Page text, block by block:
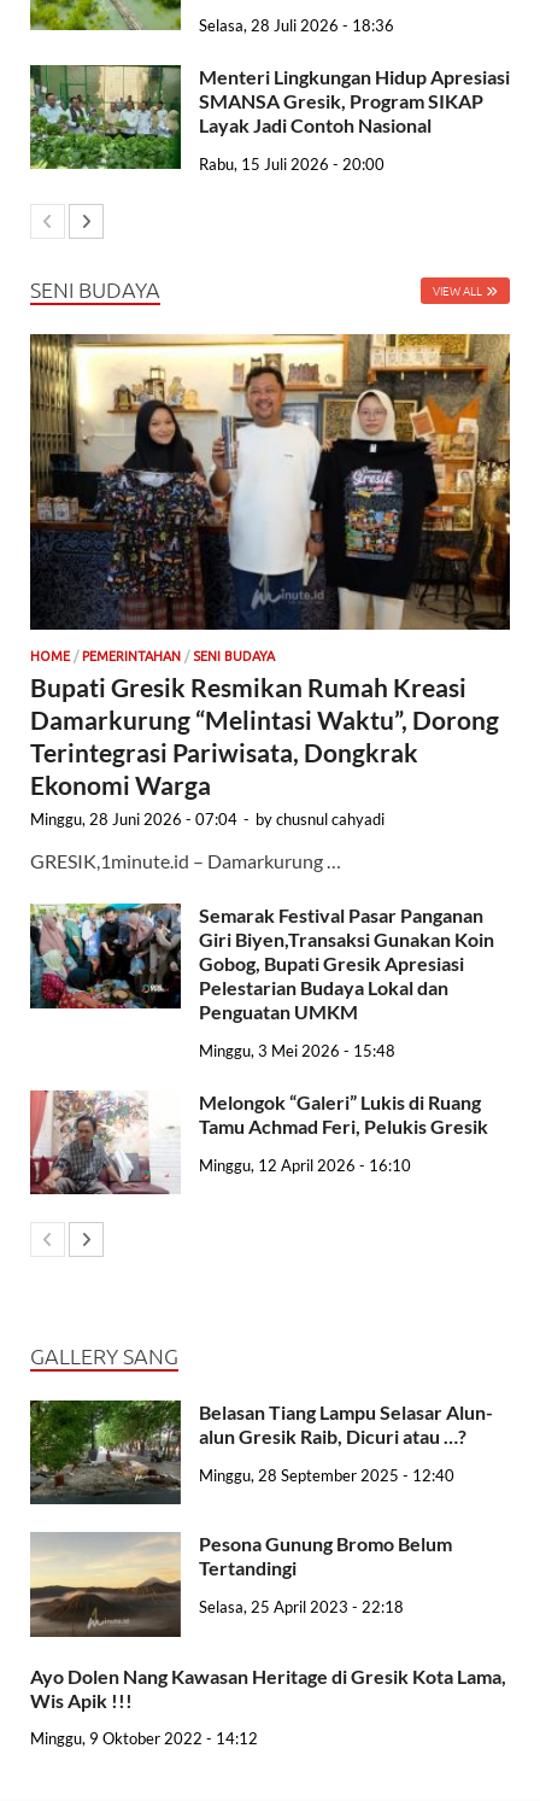
Selasa, 28 Juli 2026 - 18:36
Menteri Lingkungan Hidup Apresiasi
SMANSA Gresik, Program SIKAP
Layak Jadi Contoh Nasional
Rabu, 15 Juli 2026 - 20:00
SENI BUDAYA VIEW ALL
HOME/ PEMERINTAHAN /SENI BUDAYA
Bupati Gresik Resmikan Rumah Kreasi
Damarkurung “Melintasi Waktu”, Dorong
Terintegrasi Pariwisata, Dongkrak
Ekonomi Warga
Minggu, 28 Juni 2026 - 07:04 - bychusnul cahyadi
GRESIK,1minute.id – Damarkurung …
Semarak Festival Pasar Panganan
Giri Biyen,Transaksi Gunakan Koin
Gobog, Bupati Gresik Apresiasi
Pelestarian Budaya Lokal dan
Penguatan UMKM
Minggu, 3 Mei 2026 - 15:48
Melongok “Galeri” Lukis di Ruang
Tamu Achmad Feri, Pelukis Gresik
Minggu, 12 April 2026 - 16:10
GALLERY SANG
Belasan Tiang Lampu Selasar Alun-
alun Gresik Raib, Dicuri atau …?
Minggu, 28 September 2025 - 12:40
Pesona Gunung Bromo Belum
Tertandingi
Selasa, 25 April 2023 - 22:18
Ayo Dolen Nang Kawasan Heritage di Gresik Kota Lama,
Wis Apik !!!
Minggu, 9 Oktober 2022 - 14:12